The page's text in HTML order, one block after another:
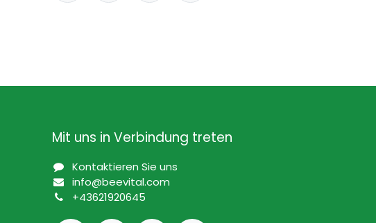
Mit uns in Verbindung treten
Kontaktieren Sie uns
info@beevital.com​
​+43621920645